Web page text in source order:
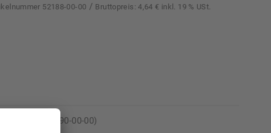
52188-00-00 / Bruttopreis:4,64 € inkl. 19 % USt.
00 oder 52190-00-00)